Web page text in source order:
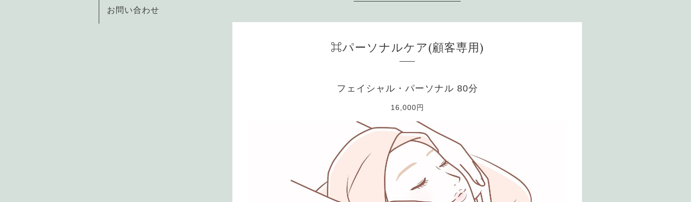
お問い合わせ
⌘パーソナルケア(顧客専用)
フェイシャル・パーソナル 80分
16,000円